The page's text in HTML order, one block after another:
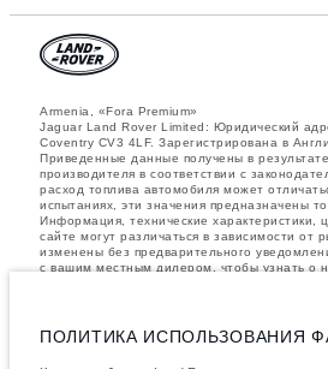
Armenia, «Fora Premium»
Jaguar Land Rover Limited: Юридический
Coventry CV3 4LF. Зарегистрирована в
Приведенные данные получены в
производителя в соответствии с
расход топлива автомобиля может
испытаниях, эти значения предназначены
Информация, технические характеристики,
сайте могут различаться в зависимости от
изменены без предварительного
с вашим местным дилером, чтобы узнать о
комплектации. Аксессуары и другие
процесса производства автомобиля, влияют
ПОЛИТИКА ИСПОЛЬЗОВАНИЯ